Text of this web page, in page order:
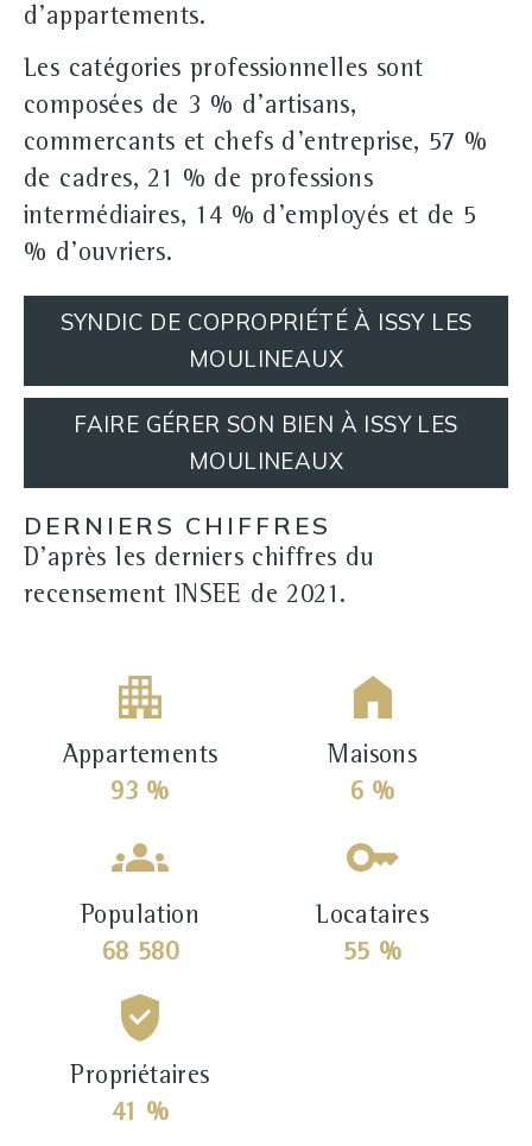
d'appartements.
Les catégories professionnelles sont
composées de 3 % d'artisans,
commercants et chefs d'entreprise, 57 %
de cadres, 21 % de professions
intermédiaires, 14 % d'employés et de 5
% d'ouvriers.
SYNDIC DE COPROPRIÉTÉ À ISSY LES
MOULINEAUX
FAIRE GÉRER SON BIEN À ISSY LES
MOULINEAUX
DERNIERS CHIFFRES
D'après les derniers chiffres du
recensement INSEE de 2021.
Appartements
93 %
Maisons
6 %
Population
68 580
Locataires
55 %
Propriétaires
41 %